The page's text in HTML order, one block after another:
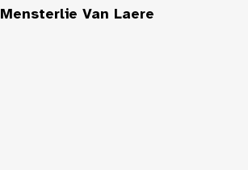
Mensterlie Van Laere